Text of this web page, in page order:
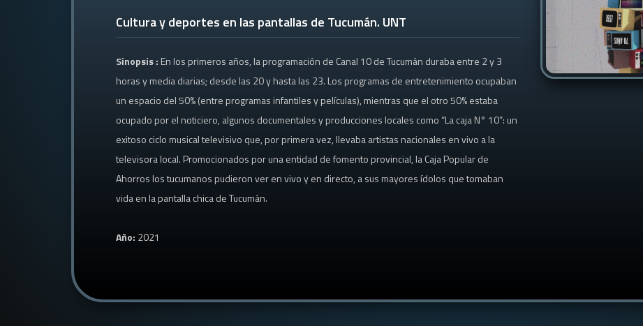
Cultura y deportes en las pantallas de Tucumán. UNT
Sinopsis : En los primeros años, la programación de Canal 10 de Tucumán duraba entre 2 y 3
horas y media diarias; desde las 20 y hasta las 23. Los programas de entretenimiento ocupaban
un espacio del 50% (entre programas infantiles y películas), mientras que el otro 50% estaba
ocupado por el noticiero, algunos documentales y producciones locales como “La caja N° 10”: un
exitoso ciclo musical televisivo que, por primera vez, llevaba artistas nacionales en vivo a la
televisora local. Promocionados por una entidad de fomento provincial, la Caja Popular de
Ahorros los tucumanos pudieron ver en vivo y en directo, a sus mayores ídolos que tomaban
vida en la pantalla chica de Tucumán.
Año: 2021